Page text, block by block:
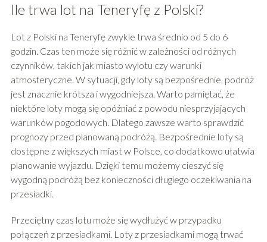
Ile trwa lot na Teneryfę z Polski?
Lot z Polski na Teneryfę zwykle trwa średnio od 5 do 6
godzin. Czas ten może się różnić w zależności od różnych
czynników, takich jak miasto wylotu czy warunki
atmosferyczne. W sytuacji, gdy loty są bezpośrednie, podróż
jest znacznie krótsza i wygodniejsza. Warto pamiętać, że
niektóre loty mogą się opóźniać z powodu niesprzyjających
warunków pogodowych. Dlatego zawsze warto sprawdzić
prognozy przed planowaną podróżą. Bezpośrednie loty są
dostępne z większych miast w Polsce, co dodatkowo ułatwia
planowanie wyjazdu. Dzięki temu możemy cieszyć się
wygodną podróżą bez konieczności długiego oczekiwania na
przesiadki.
Przeciętny czas lotu może się wydłużyć w przypadku
połączeń z przesiadkami. Loty z przesiadkami mogą trwać